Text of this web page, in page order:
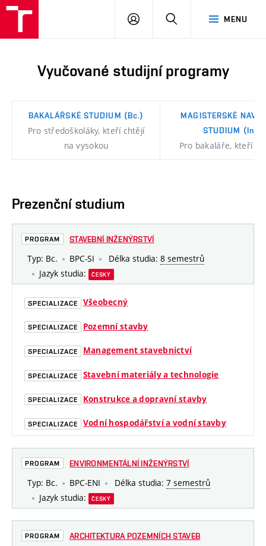
Brno
MENU
PŘIHLÁSIT
Vyučované studijní programy
BAKALÁŘSKÉ STUDIUM (Bc.)
Pro středoškoláky, kteří chtějí
na vysokou
MAGISTERSKÉ
STUDIUM (Ing.)
Pro bakaláře, kteří
Prezenční studium
PROGRAM STAVEBNÍ INŽENÝRSTVÍ
Typ: Bc. BPC-SI Délka studia: 8 semestrů
Jazyk studia:
ČESKÝ
SPECIALIZACE Všeobecný
SPECIALIZACE Pozemní stavby
SPECIALIZACE Management stavebnictví
SPECIALIZACE Stavební materiály a technologie
SPECIALIZACE Konstrukce a dopravní stavby
SPECIALIZACE Vodní hospodářství a vodní stavby
PROGRAM ENVIRONMENTÁLNÍ INŽENÝRSTVÍ
Typ: Bc. BPC-ENI Délka studia: 7 semestrů
Jazyk studia:
ČESKÝ
PROGRAM ARCHITEKTURA POZEMNÍCH STAVEB